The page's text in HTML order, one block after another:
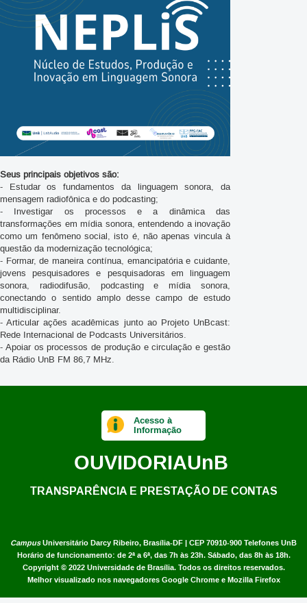
Seus principais objetivos são:
- Estudar os fundamentos da linguagem sonora, da
mensagem radiofônica e do podcasting;
- Investigar os processos e a dinâmica das
transformações em mídia sonora, entendendo a inovação
como um fenômeno social, isto é, não apenas vincula à
questão da modernização tecnológica;
- Formar, de maneira contínua, emancipatória e cuidante,
jovens pesquisadores e pesquisadoras em linguagem
sonora, radiodifusão, podcasting e mídia sonora,
conectando o sentido amplo desse campo de estudo
multidisciplinar.
- Articular ações acadêmicas junto ao Projeto UnBcast:
Rede Internacional de Podcasts Universitários.
- Apoiar os processos de produção e circulação e gestão
da Rádio UnB FM 86,7 MHz.
CampusUniversitário Darcy Ribeiro, Brasília-DF | CEP 70910-900 Telefones UnB
Horário de funcionamento: de 2ª a 6ª, das 7h às 23h. Sábado, das 8h às 18h.
Copyright © 2022 Universidade de Brasília. Todos os direitos reservados.
Melhor visualizado nos navegadores Google Chrome e Mozilla Firefox
Acesso à
Informação
OUVIDORIAUnB
TRANSPARÊNCIA E PRESTAÇÃO DE CONTAS